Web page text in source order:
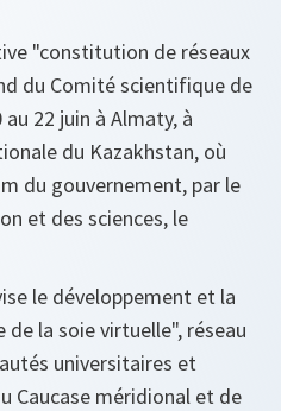
"constitution de réseaux
du Comité scientifique de
22 juin à Almaty, à
du Kazakhstan, où
du gouvernement, par le
et des sciences, le
le développement et la
la soie virtuelle", réseau
universitaires et
Caucase méridional et de